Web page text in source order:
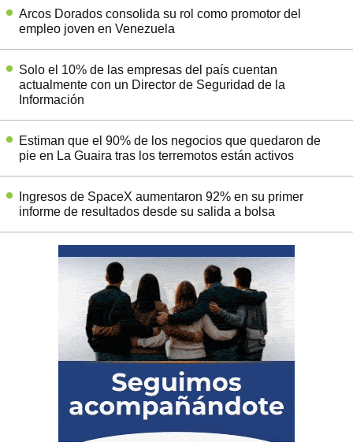
Arcos Dorados consolida su rol como promotor del
empleo joven en Venezuela
Solo el 10% de las empresas del país cuentan
actualmente con un Director de Seguridad de la
Información
Estiman que el 90% de los negocios que quedaron de
pie en La Guaira tras los terremotos están activos
Ingresos de SpaceX aumentaron 92% en su primer
informe de resultados desde su salida a bolsa